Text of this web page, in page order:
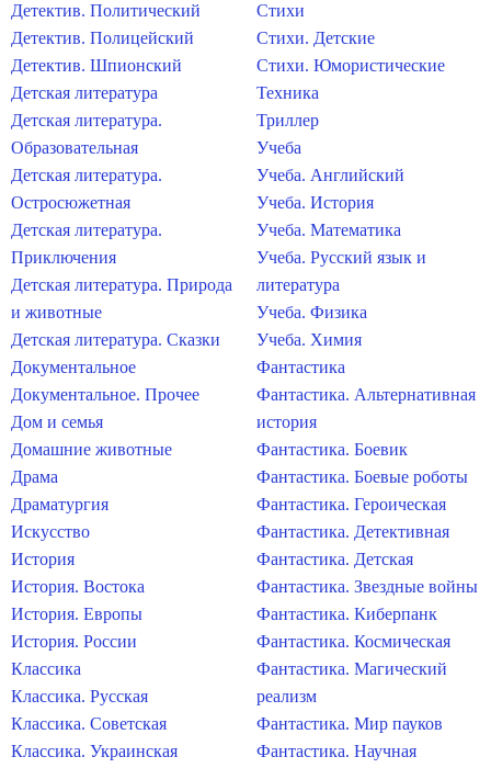
Детектив. Политический
Детектив. Полицейский
Детектив. Шпионский
Детская литература
Детская литература.
Образовательная
Детская литература.
Остросюжетная
Детская литература.
Приключения
Детская литература. Природа
и животные
Детская литература. Сказки
Документальное
Документальное. Прочее
Дом и семья
Домашние животные
Драма
Драматургия
Искусство
История
История. Востока
История. Европы
История. России
Классика
Классика. Русская
Классика. Советская
Классика. Украинская
Стихи
Стихи. Детские
Стихи. Юмористические
Техника
Триллер
Учеба
Учеба. Английский
Учеба. История
Учеба. Математика
Учеба. Русский язык и
литература
Учеба. Физика
Учеба. Химия
Фантастика
Фантастика. Альтернативная
история
Фантастика. Боевик
Фантастика. Боевые роботы
Фантастика. Героическая
Фантастика. Детективная
Фантастика. Детская
Фантастика. Звездные войны
Фантастика. Киберпанк
Фантастика. Космическая
Фантастика. Магический
реализм
Фантастика. Мир пауков
Фантастика. Научная